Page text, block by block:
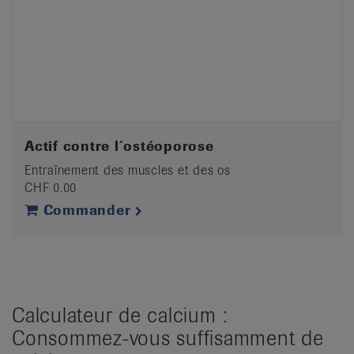
Actif contre l´ostéoporose
Entraînement des muscles et des os
CHF 0.00
Commander
Calculateur de calcium :
Consommez-vous suffisamment de